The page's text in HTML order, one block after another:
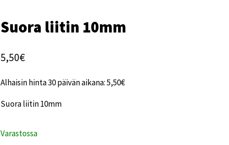
Suora liitin 10mm
5,50€
Alhaisin hinta 30 päivän aikana:5,50€
Suora liitin 10mm
Varastossa